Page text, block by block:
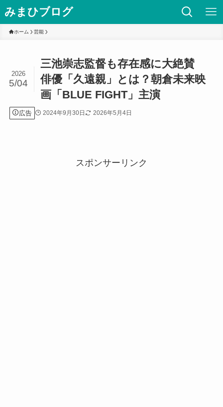
みまひブログ
ホーム 芸能
三池崇志監督も存在感に大絶賛
俳優「久遠親」とは？朝倉未来映
画「BLUE FIGHT」主演
2026
5/04
広告 2024年9月30日 2026年5月4日
スポンサーリンク